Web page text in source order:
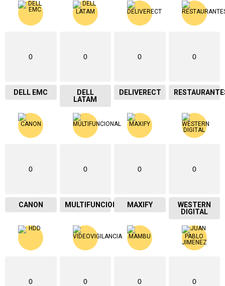
0
DELL EMC
0
DELL
LATAM
0
DELIVERECT
0
0
CANON
0
MULTIFUNCIONAL
0
MAXIFY
0
WESTERN
DIGITAL
0 0 0 0